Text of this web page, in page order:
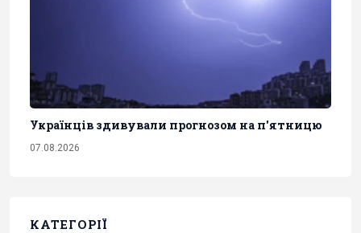
Українців здивували прогнозом на п'ятницю
07.08.2026
КАТЕГОРІЇ